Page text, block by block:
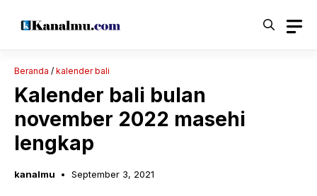
Beranda / kalender bali
Kalender bali bulan
november 2022 masehi
lengkap
kanalmu September 3, 2021